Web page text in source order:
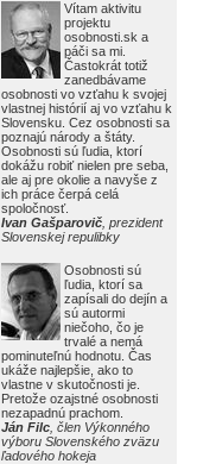
Vítam aktivitu
projektu
osobnosti.sk a
páči sa mi.
Častokrát totiž
zanedbávame
osobnosti vo vzťahu k svojej
vlastnej histórií aj vo vzťahu k
Slovensku. Cez osobnosti sa
poznajú národy a štáty.
Osobnosti sú ľudia, ktorí
dokážu robiť nielen pre seba,
ale aj pre okolie a navyše z
ich práce čerpá celá
spoločnosť.
Ivan Gašparovič , prezident
Slovenskej repulibky
Osobnosti sú
ľudia, ktorí sa
zapísali do dejín a
sú autormi
niečoho, čo je
trvalé a nemá
pominuteľnú hodnotu. Čas
ukáže najlepšie, ako to
vlastne v skutočnosti je.
Pretože ozajstné osobnosti
nezapadnú prachom.
Ján Filc , člen Výkonného
výboru Slovenského zväzu
ľadového hokeja